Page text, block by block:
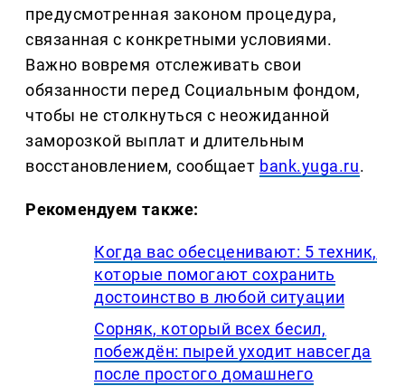
предусмотренная законом процедура,
связанная с конкретными условиями.
Важно вовремя отслеживать свои
обязанности перед Социальным фондом,
чтобы не столкнуться с неожиданной
заморозкой выплат и длительным
восстановлением, сообщает bank.yuga.ru.
Рекомендуем также:
Когда вас обесценивают: 5 техник,
которые помогают сохранить
достоинство в любой ситуации
Сорняк, который всех бесил,
побеждён: пырей уходит навсегда
после простого домашнего